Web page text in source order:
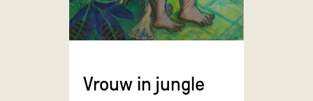
Vrouw in jungle